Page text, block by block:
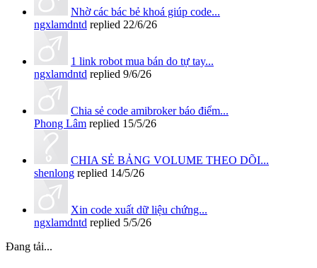
Nhờ các bác bẻ khoá giúp code...
ngxlamdntd replied 22/6/26
1 link robot mua bán do tự tay...
ngxlamdntd replied 9/6/26
Chia sẻ code amibroker báo điểm...
Phong Lâm replied 15/5/26
CHIA SẺ BẢNG VOLUME THEO DÕI...
shenlong replied 14/5/26
Xin code xuất dữ liệu chứng...
ngxlamdntd replied 5/5/26
Đang tải...